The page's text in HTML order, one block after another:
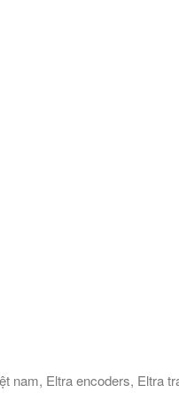
nam, Eltra encoders, Eltra